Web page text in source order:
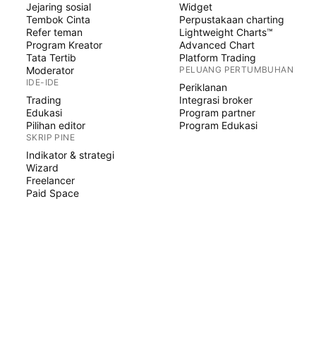
Jejaring sosial
Tembok Cinta
Refer teman
Program Kreator
Tata Tertib
Moderator
IDE-IDE
Trading
Edukasi
Pilihan editor
SKRIP PINE
Indikator & strategi
Wizard
Freelancer
Paid Space
Widget
Perpustakaan charting
Lightweight Charts™
Advanced Chart
Platform Trading
PELUANG PERTUMBUHAN
Periklanan
Integrasi broker
Program partner
Program Edukasi